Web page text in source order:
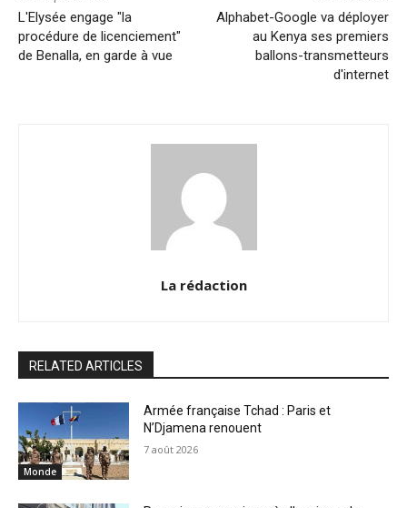
L'Elysée engage "la
procédure de licenciement"
de Benalla, en garde à vue
Alphabet-Google va déployer
au Kenya ses premiers
ballons-transmetteurs
d'internet
La rédaction
RELATED ARTICLES
Monde
Armée française Tchad : Paris et
N’Djamena renouent
7 août 2026